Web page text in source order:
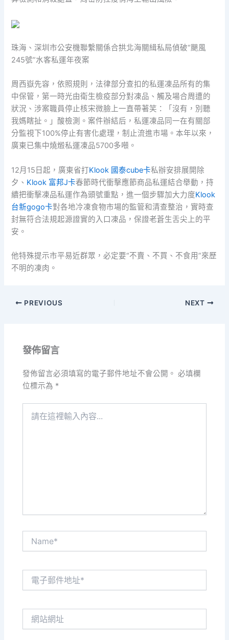
珠海、深圳市公安機聯繫關係合拱北海關緝私局偵破“颶風
245號”水客私運年夜案
周西嶽先容，依照規則，法律部分查扣的私運凍品所有的集
中保管，第一時光由衛生檢疫部分對凍品、觸及場合周遭的
狀況、涉案職員停止核宋微臉上一直帶著笑：「沒有，別聽
我媽瞎扯。」酸檢測。案件辦結后，私運凍品同一在有關部
分監視下100%停止有害化處理，制止流進市場。本年以來，
廣東已集中燒燬私運凍品5700多噸。
12月15日起，廣東省打Klook 國泰cube卡私辦安排展開除
夕、 Klook 富邦J卡春節時代衝擊應節商品私運結合舉動，持
續把衝擊凍品私運作為頭號重點，進一個步驟加大力度Klook
台新gogo卡對各地冷凍食物市場的監管和清查整治，實時查
封無符合法規起源證實的入口凍品，保證老蒼生舌尖上的平
安。
他特殊提示市平易近群眾，必定要“不賣、不買、不食用”來歷
不明的凍肉。
PREVIOUS NEXT
發佈留言
發佈留言必須填寫的電子郵件地址不會公開。 必填欄
位標示為 *